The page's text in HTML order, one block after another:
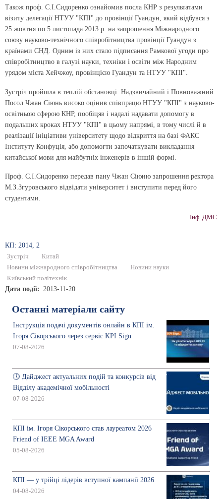
Також проф. С.І.Сидоренко ознайомив посла КНР з результатами
візиту делегації НТУУ "КПІ" до провінції Гуандун, який відбувся з
25 жовтня по 5 листопада 2013 р. на запрошення Міжнародного
союзу науково-технічного співробітництва провінції Гуандун з
країнами СНД. Одним із них стало підписання Рамкової угоди про
співробітництво в галузі науки, техніки і освіти між Народним
урядом міста Хейчжоу, провінцією Гуандун та НТУУ "КПІ".
Зустріч пройшла в теплій обстановці. Надзвичайний і Повноважний
Посол Чжан Сіюнь високо оцінив співпрацю НТУУ "КПІ" з науково-
освітньою сферою КНР, пообіцяв і надалі надавати допомогу в
подальших кроках НТУУ "КПІ" в цьому напрямі, в тому числі й в
реалізації ініціативи університету щодо відкриття на базі ФАКС
Інституту Конфуція, або допомогти започаткувати викладання
китайської мови для майбутніх інженерів в іншій формі.
Проф. С.І.Сидоренко передав пану Чжан Сіюню запрошення ректора
М.З.Згуровського відвідати університет і виступити перед його
студентами.
Інф. ДМС
КП: 2014, 2
Зустріч
Китай
Новини міжнародного співробітництва
Новини науки
Київський політехнік
Дата події 2013-11-20
Останні матеріали сайту
Інструкція подачі документів онлайн в КПІ ім.
Ігоря Сікорського через сервіс KPI Sign
07-08-2026
🕔 Дайджест актуальних подій та конкурсів від
Відділу академічної мобільності
07-08-2026
КПІ ім. Ігоря Сікорського став лауреатом 2026
Friend of IEEE MGA Award
05-08-2026
КПІ — у трійці лідерів вступної кампанії 2026
04-08-2026